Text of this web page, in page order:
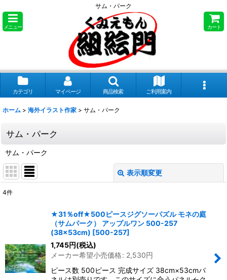
サム・パーク
メニュー カート
カテゴリ マイページ 商品検索 ご利用案内
ホーム > 海外イラスト作家 > サム・パーク
サム・パーク
サム・パーク
表示順変更
絞り込む
4件
★31％off★500ピースジグソーパズル モネの庭
（サムパーク） アップルワン 500-257
(38×53cm) [500-257]
1,745円(税込)
メーカー希望小売価格: 2,530円
ピース数 500ピース 完成サイズ 38cm×53cmパ